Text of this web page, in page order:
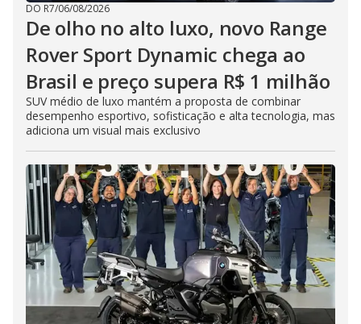
DO R7/06/08/2026
De olho no alto luxo, novo Range
Rover Sport Dynamic chega ao
Brasil e preço supera R$ 1 milhão
SUV médio de luxo mantém a proposta de combinar
desempenho esportivo, sofisticação e alta tecnologia, mas
adiciona um visual mais exclusivo